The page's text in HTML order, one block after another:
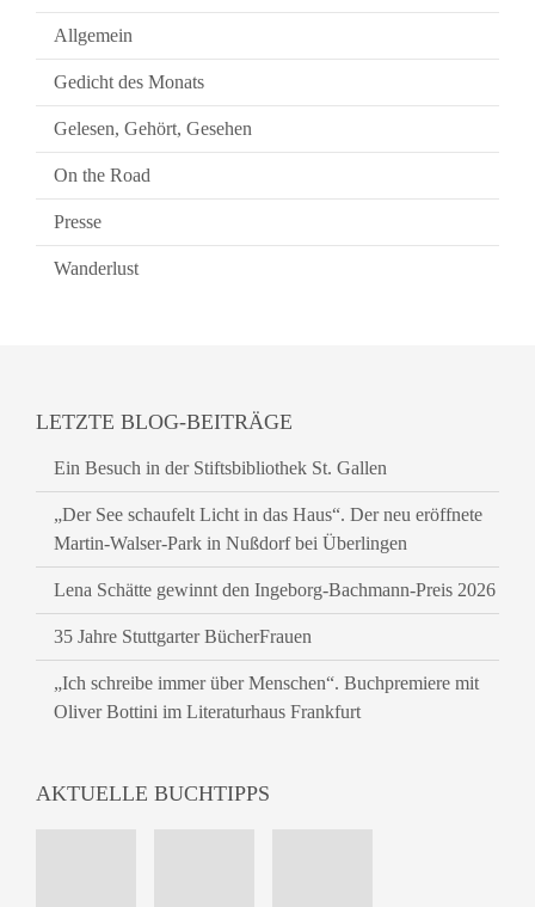
Allgemein
Gedicht des Monats
Gelesen, Gehört, Gesehen
On the Road
Presse
Wanderlust
LETZTE BLOG-BEITRÄGE
Ein Besuch in der Stiftsbibliothek St. Gallen
„Der See schaufelt Licht in das Haus“. Der neu eröffnete
Martin-Walser-Park in Nußdorf bei Überlingen
Lena Schätte gewinnt den Ingeborg-Bachmann-Preis 2026
35 Jahre Stuttgarter BücherFrauen
„Ich schreibe immer über Menschen“. Buchpremiere mit
Oliver Bottini im Literaturhaus Frankfurt
AKTUELLE BUCHTIPPS